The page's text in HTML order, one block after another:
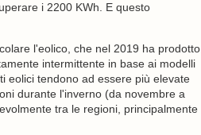
i 2200 KWh. E questo
l'eolico, che nel 2019 ha prodotto
intermittente in base ai modelli
eolici tendono ad essere più elevate
durante l'inverno (da novembre a
tra le regioni, principalmente